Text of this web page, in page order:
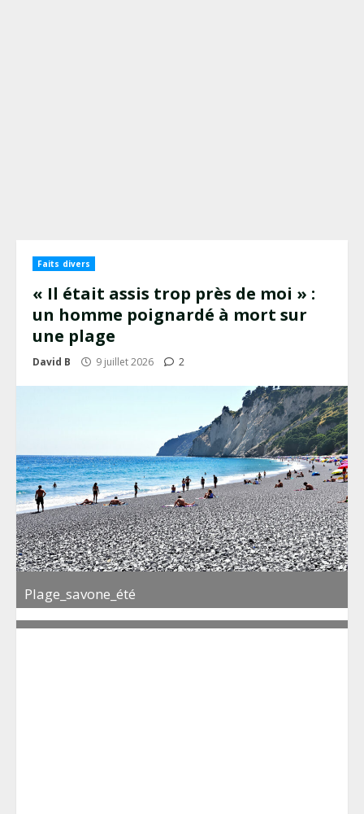
Faits divers
« Il était assis trop près de moi » :
un homme poignardé à mort sur
une plage
David B 9 juillet 2026 2
Plage_savone_été